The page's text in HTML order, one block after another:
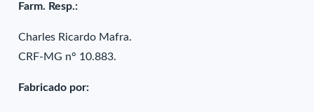
Farm. Resp.:
Charles Ricardo Mafra.
CRF-MG n° 10.883.
Fabricado por: